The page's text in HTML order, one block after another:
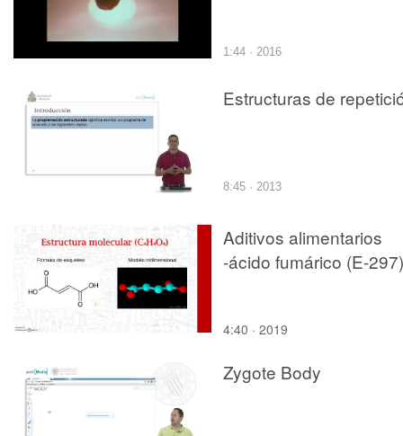
1:44 · 2016
Estructuras de
8:45 · 2013
Aditivos alimentarios
-ácido fumárico (E-297)
4:40 · 2019
Zygote Body